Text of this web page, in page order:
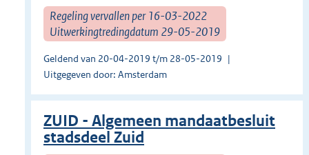
Regeling vervallen per 16-03-2022
Uitwerkingtredingdatum 29-05-2019
Geldend van 20-04-2019 t/m 28-05-2019
Uitgegeven door: Amsterdam
ZUID - Algemeen mandaatbesluit
stadsdeel Zuid